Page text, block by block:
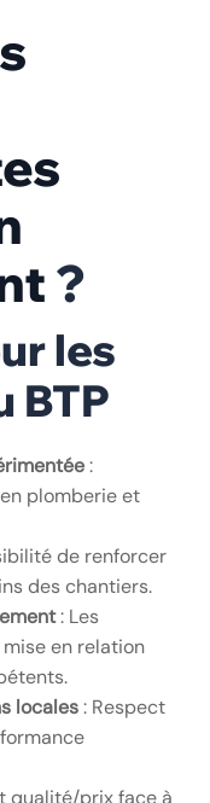
?
les
BTP
:
plomberie et
de renforcer
des chantiers.
: Les
en relation
locales: Respect
qualité/prix face à